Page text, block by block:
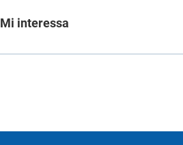
Mi interessa